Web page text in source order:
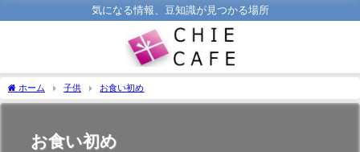
気になる情報、豆知識が見つかる場所
ホーム 子供 お食い初め
お食い初め